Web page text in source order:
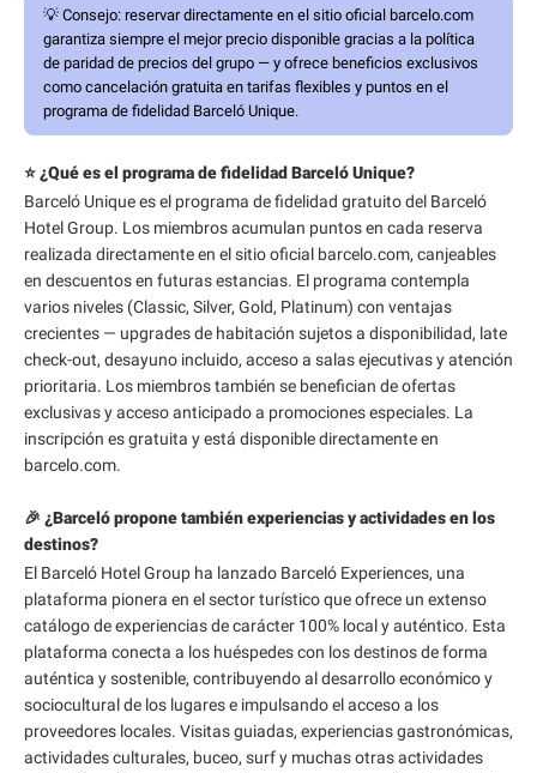
💡 Consejo: reservar directamente en el sitio oficial barcelo.com
garantiza siempre el mejor precio disponible gracias a la política
de paridad de precios del grupo — y ofrece beneficios exclusivos
como cancelación gratuita en tarifas flexibles y puntos en el
programa de fidelidad Barceló Unique.
⭐ ¿Qué es el programa de fidelidad Barceló Unique?
Barceló Unique es el programa de fidelidad gratuito del Barceló
Hotel Group. Los miembros acumulan puntos en cada reserva
realizada directamente en el sitio oficial barcelo.com, canjeables
en descuentos en futuras estancias. El programa contempla
varios niveles (Classic, Silver, Gold, Platinum) con ventajas
crecientes — upgrades de habitación sujetos a disponibilidad, late
check-out, desayuno incluido, acceso a salas ejecutivas y atención
prioritaria. Los miembros también se benefician de ofertas
exclusivas y acceso anticipado a promociones especiales. La
inscripción es gratuita y está disponible directamente en
barcelo.com.
🎉 ¿Barceló propone también experiencias y actividades en los
destinos?
El Barceló Hotel Group ha lanzado Barceló Experiences, una
plataforma pionera en el sector turístico que ofrece un extenso
catálogo de experiencias de carácter 100% local y auténtico. Esta
plataforma conecta a los huéspedes con los destinos de forma
auténtica y sostenible, contribuyendo al desarrollo económico y
sociocultural de los lugares e impulsando el acceso a los
proveedores locales. Visitas guiadas, experiencias gastronómicas,
actividades culturales, buceo, surf y muchas otras actividades